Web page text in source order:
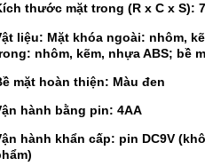
thước mặt trong (R x C x S):
liệu: Mặt khóa ngoài: nhôm,
nhôm, kẽm, nhựa ABS; bề
mặt hoàn thiện: Màu đen
hành bằng pin: 4AA
hành khẩn cấp: pin DC9V